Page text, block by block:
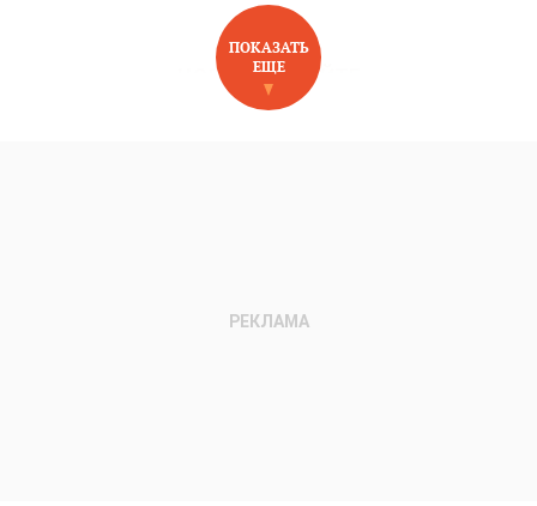
НОВОЕ НА САЙТЕ
ПОКАЗАТЬ
ЕЩЕ